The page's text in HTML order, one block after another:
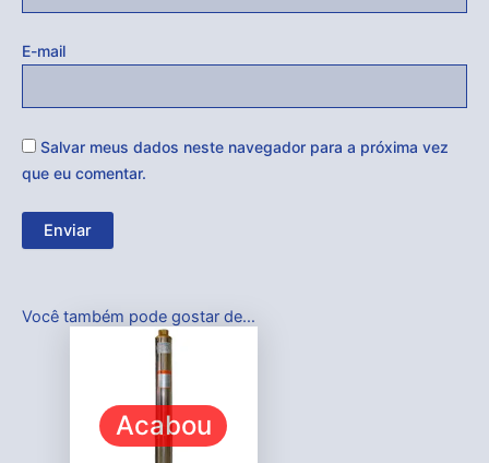
E-mail
Salvar meus dados neste navegador para a próxima vez
que eu comentar.
Você também pode gostar de…
Acabou